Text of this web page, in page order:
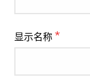
显示名称 *